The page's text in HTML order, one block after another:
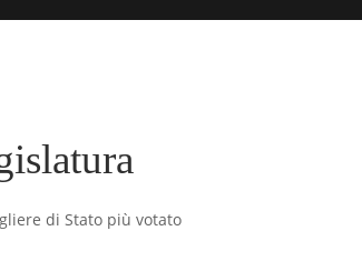
di Stato più votato